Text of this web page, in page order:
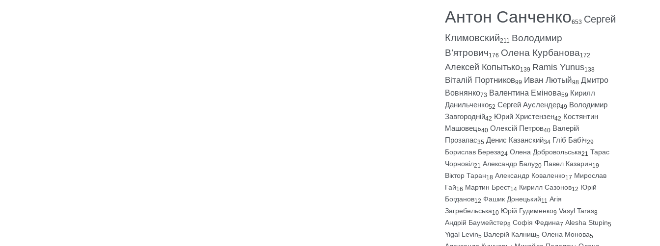
Антон Санченко653 Сергей
Климовский211 Володимир
В’ятрович176 Олена Курбанова172
Алексей Копытько139 Ramis Yunus138
Віталій Портников99 Иван Лютый98 Дмитро
Вовнянко73 Валентина Емінова59 Кирилл
Данильченко52 Сергей Ауслендер49 Володимир
Завгородній42 Юрий Христензен42 Костянтин
Машовець40 Олексій Петров40 Валерій
Прозапас35 Денис Казанский34 Гліб Бабіч29
Борислав Береза24 Олена Добровольська21 Тарас
Чорновіл21 Александр Балу20 Павел Казарин19
Віктор Таран18 Александр Коваленко17 Мирослав
Гай16 Мартин Брест14 Кирилл Сазонов12 Юрій
Богданов12 Фашик Донецький11 Агія
Загребельська10 Юрій Гудименко9 Vasyl Taras8
Андрій Баумейстер8 Софія Федина7 Alesha Stupin5
Yigal Levin5 Валерій Калниш5 Олена Монова5